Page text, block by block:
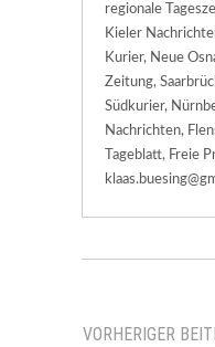
regionale
Kieler
Kurier, Neue
Zeitung,
Südkurier,
Nachrichten,
Tageblatt, Freie
VORHERIGER